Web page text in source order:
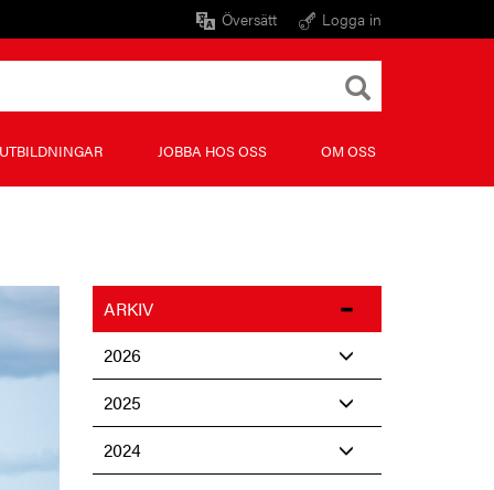
Översätt Logga in
UTBILDNINGAR JOBBA HOS OSS OM OSS
ARKIV
2026
2025
2024